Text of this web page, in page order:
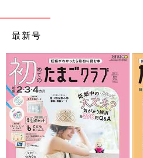
※訂正が必要になり、訂正印として
際は持参していきましょう。
□マイナンバーなど
※医療費の領収書の提出は必要あ
あります。
確定申告の手続きの流れは？
（1月〜12月）
1月1日から12月31日までの家族全
最新号